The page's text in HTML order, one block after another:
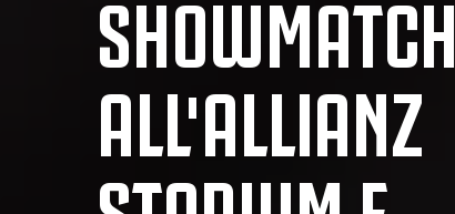
SHOWMATCH
ALL'ALLIANZ